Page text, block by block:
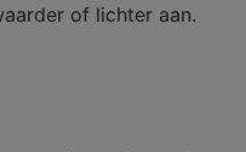
of lichter aan.